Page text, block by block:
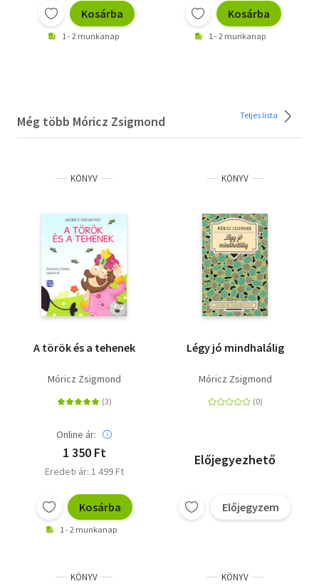
Kosárba
1 - 2 munkanap
Kosárba
1 - 2 munkanap
Még több Móricz Zsigmond Teljes lista
KÖNYV
A török és a tehenek
Móricz Zsigmond
Online ár:
1 350 Ft
Eredeti ár: 1 499 Ft
Kosárba
1 - 2 munkanap
KÖNYV
Légy jó mindhalálig
Móricz Zsigmond
Előjegyezhető
Előjegyzem
KÖNYV KÖNYV